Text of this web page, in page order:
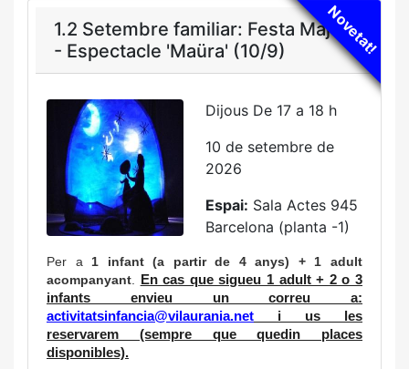
Novetat!
1.2 Setembre familiar: Festa Major
- Espectacle 'Maüra' (10/9)
Dijous De 17 a 18 h
10 de setembre de
2026
Espai: Sala Actes 945
Barcelona (planta -1)
Per a 1 infant (a partir de 4 anys) + 1 adult
acompanyant
En cas que sigueu 1 adult + 2 o 3
infants envieu un correu a:
activitatsinfancia@vilaurania.net i us les
reservarem (sempre que quedin places
disponibles).